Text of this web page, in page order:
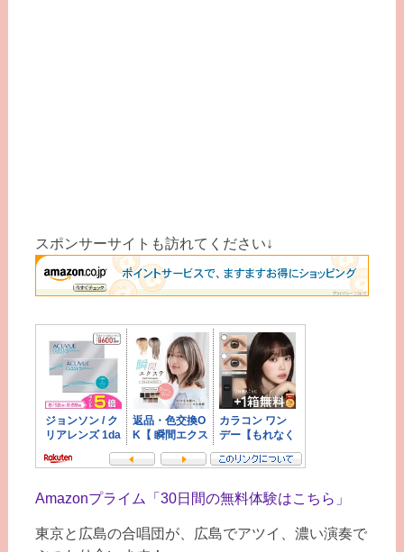
スポンサーサイトも訪れてください↓
Amazonプライム「30日間の無料体験はこちら」
東京と広島の合唱団が、広島でアツイ、濃い演奏で